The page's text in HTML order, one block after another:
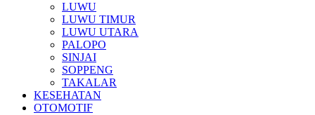
LUWU
LUWU TIMUR
LUWU UTARA
PALOPO
SINJAI
SOPPENG
TAKALAR
KESEHATAN
OTOMOTIF